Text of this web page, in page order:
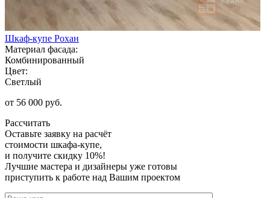
Шкаф-купе Рохан
Материал фасада:
Комбинированный
Цвет:
Светлый
от 56 000 руб.
Рассчитать
Оставьте заявку на расчёт
стоимости шкафа-купе,
и получите скидку 10%!
Лучшие мастера и дизайнеры уже готовы
приступить к работе над Вашим проектом